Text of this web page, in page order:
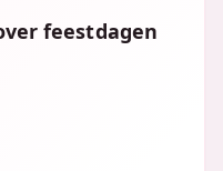
feestdagen